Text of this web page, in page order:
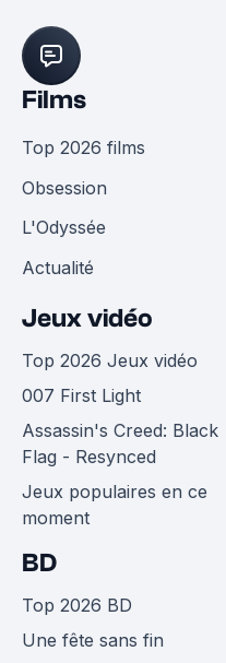
Films
Top 2026 films
Obsession
L'Odyssée
Actualité
Jeux vidéo
Top 2026 Jeux vidéo
007 First Light
Assassin's Creed: Black
Flag - Resynced
Jeux populaires en ce
moment
BD
Top 2026 BD
Une fête sans fin